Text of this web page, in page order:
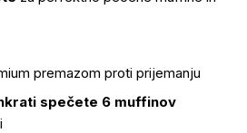
premazom proti prijemanju
spečete 6 muffinov